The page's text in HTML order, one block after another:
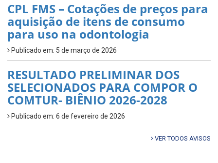
CPL FMS – Cotações de preços para
aquisição de itens de consumo
para uso na odontologia
Publicado em: 5 de março de 2026
RESULTADO PRELIMINAR DOS
SELECIONADOS PARA COMPOR O
COMTUR- BIÊNIO 2026-2028
Publicado em: 6 de fevereiro de 2026
VER TODOS AVISOS